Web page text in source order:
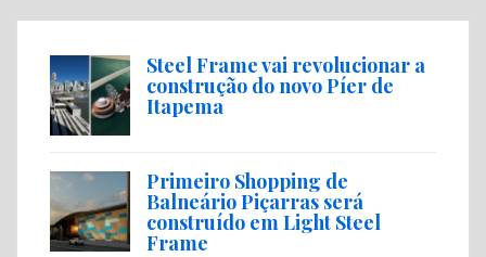
Steel Frame vai revolucionar a
construção do novo Píer de
Itapema
Primeiro Shopping de
Balneário Piçarras será
construído em Light Steel
Frame